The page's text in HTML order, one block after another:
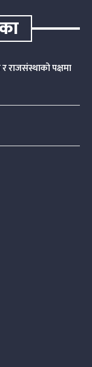
राजसंस्थाको पक्षमा